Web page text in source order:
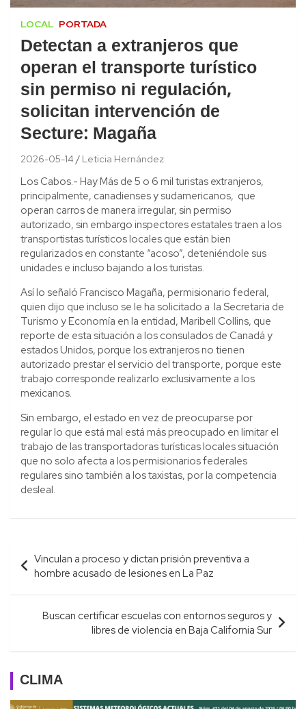
LOCAL PORTADA
Detectan a extranjeros que
operan el transporte turístico
sin permiso ni regulación,
solicitan intervención de
Secture: Magaña
2026-05-14 Leticia Hernández
Los Cabos.- Hay Más de 5 o 6 mil turistas extranjeros,
principalmente, canadienses y sudamericanos, que
operan carros de manera irregular, sin permiso
autorizado, sin embargo inspectores estatales traen a los
transportistas turísticos locales que están bien
regularizados en constante “acoso”, deteniéndole sus
unidades e incluso bajando a los turistas.
Así lo señaló Francisco Magaña, permisionario federal,
quien dijo que incluso se le ha solicitado a la Secretaria de
Turismo y Economía en la entidad, Maribell Collins, que
reporte de esta situación a los consulados de Canadá y
estados Unidos, porque los extranjeros no tienen
autorizado prestar el servicio del transporte, porque este
trabajo corresponde realizarlo exclusivamente a los
mexicanos.
Sin embargo, el estado en vez de preocuparse por
regular lo que está mal está más preocupado en limitar el
trabajo de las transportadoras turísticas locales situación
que no solo afecta a los permisionarios federales
regulares sino también a los taxistas, por la competencia
desleal.
Navegación
de
entradas
Vinculan a proceso y dictan prisión preventiva a
hombre acusado de lesiones en La Paz
Buscan certificar escuelas con entornos seguros y
libres de violencia en Baja California Sur
CLIMA